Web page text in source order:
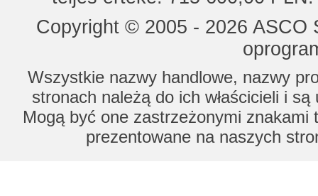
Copyright © 2005 - 2026
Wszystkie nazwy handlowe, nazwy
stronach należą do ich właścicieli i
Mogą być one zastrzeżonymi znakami
prezentowane na naszych